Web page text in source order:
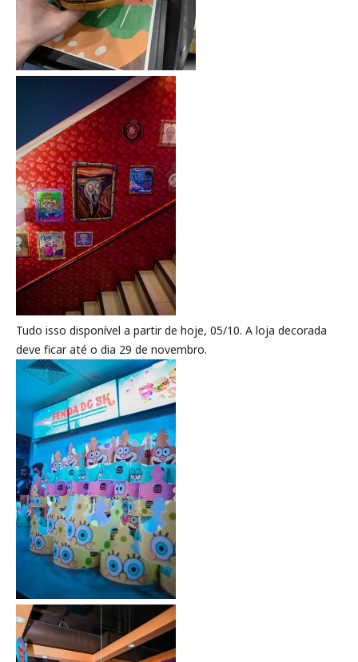
Tudo isso disponível a partir de hoje, 05/10. A loja decorada
deve ficar até o dia 29 de novembro.